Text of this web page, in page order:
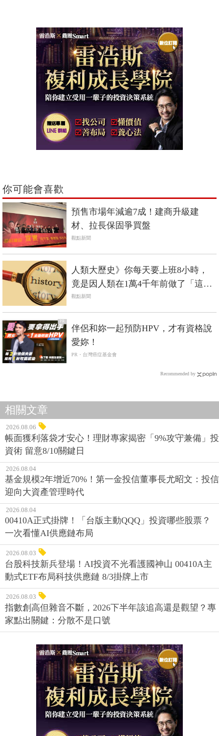
你可能會喜歡
預售市場年減逾7成！建商升級建
材、拉長保固爭買盤
觀點新聞
人類大歷史》你每天要上班8小時，
竟是因人類在1萬4千年前做了「這件
事」...
觀點新聞
PR
伴侶和妳一起預防HPV，才有資格說
愛妳！
PR・台灣癌症基金會
Recommended by
相關文章
2026.08.06
帳面獲利落袋才安心！理財專家揭密「9%攻守兼備」投
資術 留意8/10關鍵日
2026.08.04
基金規模2年增近70%！第一金投信董事長尤昭文：投信
迎向大資產管理時代
2026.08.04
00410A正式掛牌！「台版主動QQQ」投資哪些股票？
一次看懂AI供應鏈布局
2026.08.03
台股科技新兵登場！AI投資不光看護國神山 00410A主
動式ETF布局科技供應鏈 8/3掛牌上市
2026.08.03
指數創高但雜音不斷，2026下半年該追高還是觀望？專
家點出關鍵：分散不是口號